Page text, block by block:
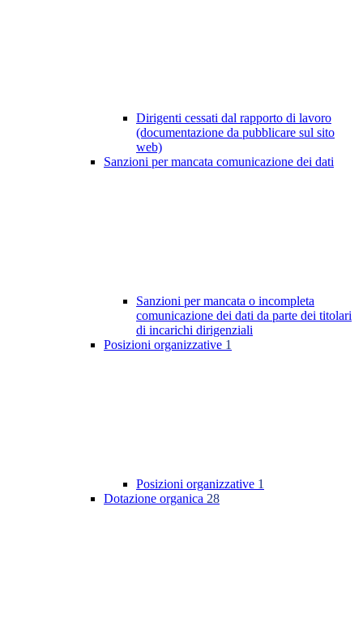
Dirigenti cessati dal rapporto di lavoro
(documentazione da pubblicare sul sito
web)
Sanzioni per mancata comunicazione dei dati
Sanzioni per mancata o incompleta
comunicazione dei dati da parte dei titolari
di incarichi dirigenziali
Posizioni organizzative 1
Posizioni organizzative 1
Dotazione organica 28